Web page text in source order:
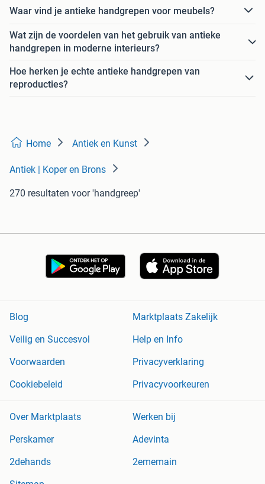
Waar vind je antieke handgrepen voor meubels?
Wat zijn de voordelen van het gebruik van antieke
handgrepen in moderne interieurs?
Hoe herken je echte antieke handgrepen van
reproducties?
Home Antiek en Kunst
Antiek | Koper en Brons
270 resultaten voor 'handgreep'
Blog
Marktplaats Zakelijk
Veilig en Succesvol
Help en Info
Voorwaarden
Privacyverklaring
Cookiebeleid
Privacyvoorkeuren
Over Marktplaats
Werken bij
Perskamer
Adevinta
2dehands
2ememain